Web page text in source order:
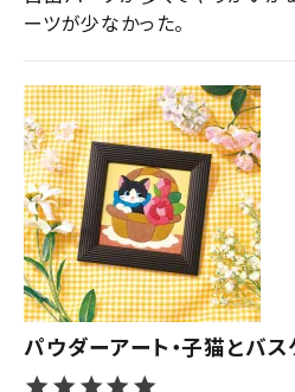
ーツが少なかった。
パウダーアート・子猫とバス